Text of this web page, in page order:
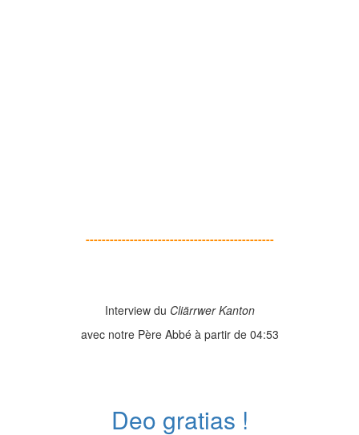
-----------------------------------------------
Interview du Cliärrwer Kanton
avec notre Père Abbé à partir de 04:53
Deo gratias !